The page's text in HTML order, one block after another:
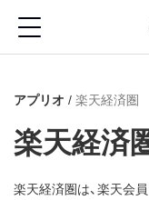
ン
アプリオ 楽天経済圏
楽天経済
楽天経済圏は、楽天会